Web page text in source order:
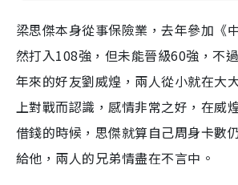
梁思傑本身從事保險業，去年參加《
然打入108強，但未能晉級60強，不
年來的好友劉威煌，兩人從小就在大
上對戰而認識，感情非常之好，在威
借錢的時候，思傑就算自己周身卡數
給他，兩人的兄弟情盡在不言中。